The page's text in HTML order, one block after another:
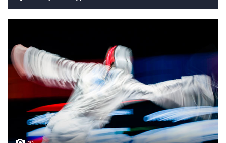
Нашествие мигрантов в испанскую Сеуту